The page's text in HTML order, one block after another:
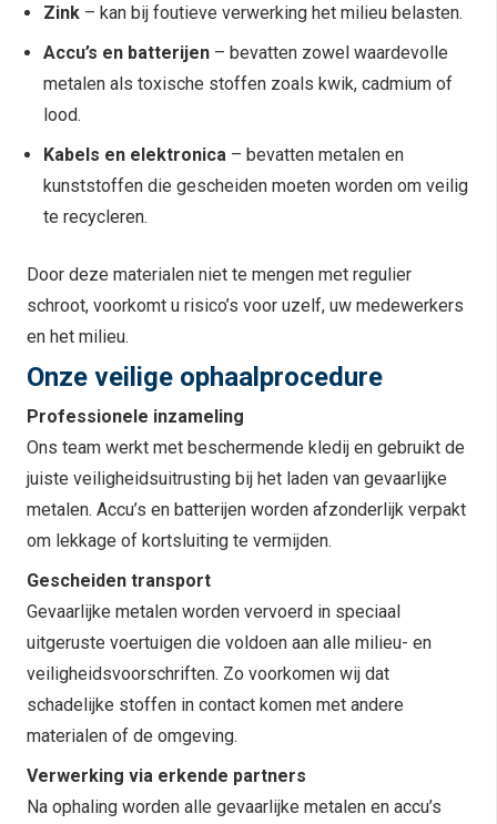
Zink – kan bij foutieve verwerking het milieu belasten.
Accu’s en batterijen – bevatten zowel waardevolle
metalen als toxische stoffen zoals kwik, cadmium of
lood.
Kabels en elektronica – bevatten metalen en
kunststoffen die gescheiden moeten worden om veilig
te recycleren.
Door deze materialen niet te mengen met regulier
schroot, voorkomt u risico’s voor uzelf, uw medewerkers
en het milieu.
Onze veilige ophaalprocedure
Professionele inzameling
Ons team werkt met beschermende kledij en gebruikt de
juiste veiligheidsuitrusting bij het laden van gevaarlijke
metalen. Accu’s en batterijen worden afzonderlijk verpakt
om lekkage of kortsluiting te vermijden.
Gescheiden transport
Gevaarlijke metalen worden vervoerd in speciaal
uitgeruste voertuigen die voldoen aan alle milieu- en
veiligheidsvoorschriften. Zo voorkomen wij dat
schadelijke stoffen in contact komen met andere
materialen of de omgeving.
Verwerking via erkende partners
Na ophaling worden alle gevaarlijke metalen en accu’s